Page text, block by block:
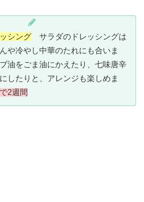
シング サラダのドレッシングは
や冷やし中華のたれにも合いま
油をごま油にかえたり、七味唐辛
したりと、アレンジも楽しめま
2週間